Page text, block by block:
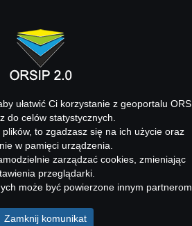
ułatwić Ci korzystanie z geoportalu
do celów statystycznych.
to zgadzasz się na ich użycie oraz
w pamięci urządzenia.
zarządzać cookies, zmieniając
przeglądarki.
może być powierzone innym
Zamknij komunikat